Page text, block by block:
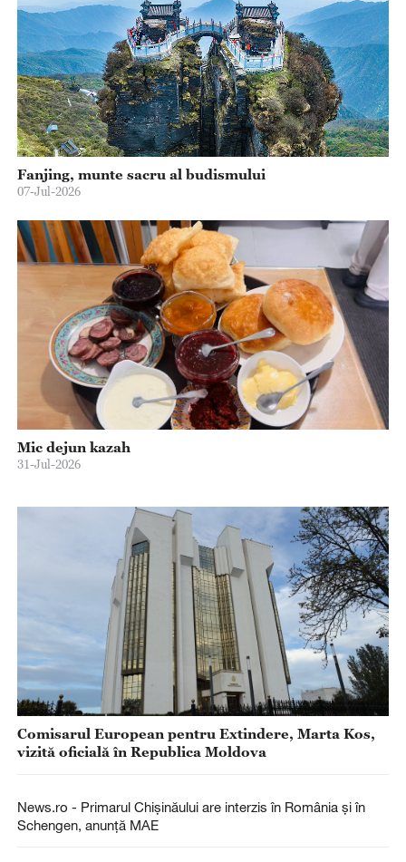
Fanjing, munte sacru al budismului
07-Jul-2026
Mic dejun kazah
31-Jul-2026
Comisarul European pentru Extindere, Marta Kos,
vizită oficială în Republica Moldova
News.ro - Primarul Chişinăului are interzis în România şi în
Schengen, anunţă MAE